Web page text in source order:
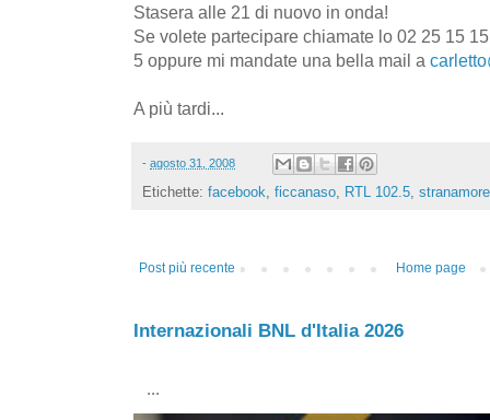
Stasera alle 21 di nuovo in onda!
Se volete partecipare chiamate lo 02 25 15
5 oppure mi mandate una bella mail a
A più tardi...
- agosto 31, 2008
Etichette: facebook, ficcanaso, RTL 102.5, stranamore
Post più recente Home page
Internazionali BNL d'Italia 2026
...